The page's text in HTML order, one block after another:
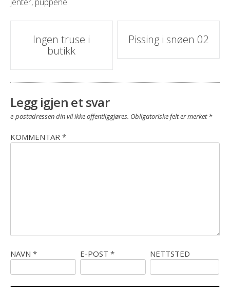
Post
navigasjon
Ingen truse i
butikk
Pissing i snøen 02
Legg igjen et svar
e-postadressen din vil ikke offentliggjøres. Obligatoriske felt er merket*
KOMMENTAR *
NAVN * E-POST * NETTSTED